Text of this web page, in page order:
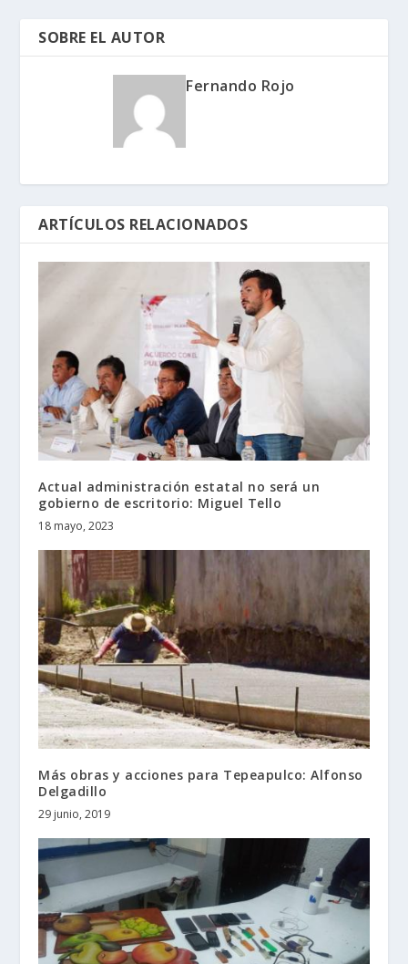
SOBRE EL AUTOR
Fernando Rojo
ARTÍCULOS RELACIONADOS
Actual administración estatal no será un
gobierno de escritorio: Miguel Tello
18 mayo, 2023
Más obras y acciones para Tepeapulco: Alfonso
Delgadillo
29 junio, 2019